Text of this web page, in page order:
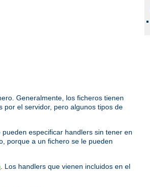
Generalmente, los ficheros tienen
por el servidor, pero algunos tipos de
especificar handlers sin tener en
porque a un fichero se le pueden
. Los handlers que vienen incluidos en el